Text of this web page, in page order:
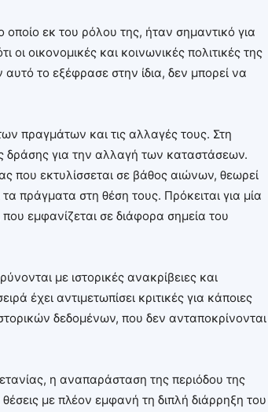
εκ του ρόλου της, ήταν σημαντικό για
οικονομικές και κοινωνικές πολιτικές της
το εξέφρασε στην ίδια, δεν μπορεί να
πραγμάτων και τις αλλαγές τους. Στη
δράσης για την αλλαγή των καταστάσεων.
που εκτυλίσσεται σε βάθος αιώνων, θεωρεί
πράγματα στη θέση τους. Πρόκειται για μία
εμφανίζεται σε διάφορα σημεία του
με ιστορικές ανακρίβειες και
έχει αντιμετωπίσει κριτικές για κάποιες
δεδομένων, που δεν ανταποκρίνονται
η αναπαράσταση της περιόδου της
με πλέον εμφανή τη διπλή διάρρηξη του